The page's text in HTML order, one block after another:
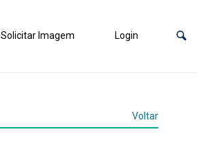
Solicitar Imagem Login
Voltar